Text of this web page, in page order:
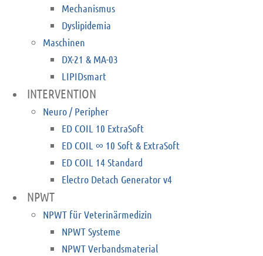
Mechanismus
Dyslipidemia
Maschinen
DX-21 & MA-03
LIPIDsmart
INTERVENTION
Neuro / Peripher
ED COIL 10 ExtraSoft
ED COIL ∞ 10 Soft & ExtraSoft
ED COIL 14 Standard
Electro Detach Generator v4
NPWT
NPWT für Veterinärmedizin
NPWT Systeme
NPWT Verbandsmaterial